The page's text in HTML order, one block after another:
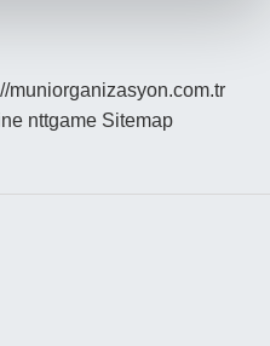
muniorganizasyon.com.tr
nttgame Sitemap